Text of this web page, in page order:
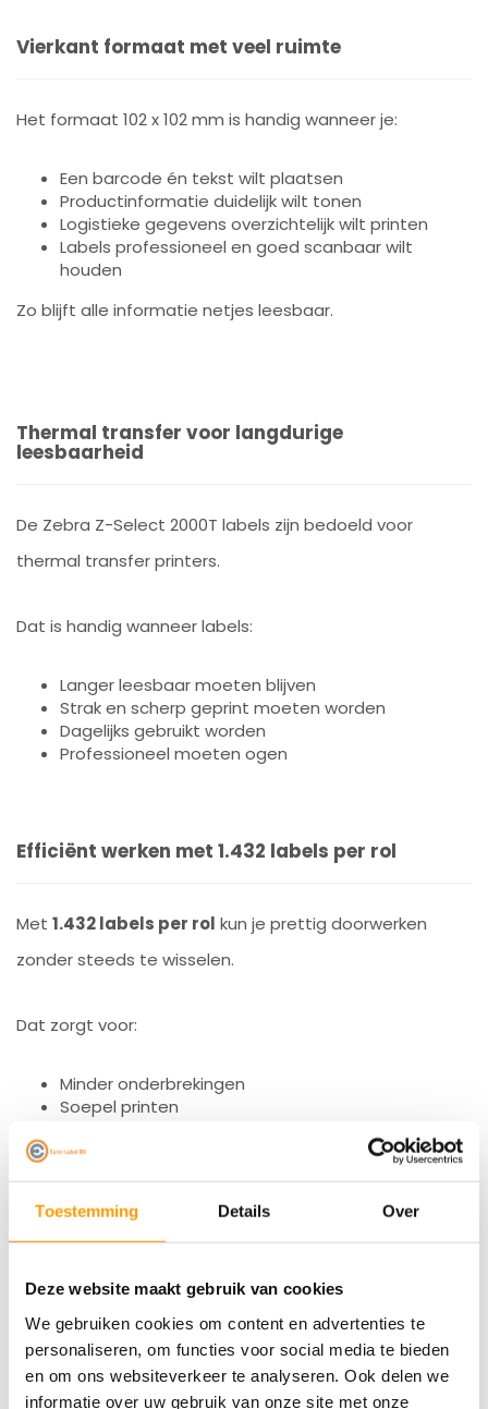
Toestemming Details Over
Deze website maakt gebruik van cookies
We gebruiken cookies om content en advertenties te
personaliseren, om functies voor social media te bieden
en om ons websiteverkeer te analyseren. Ook delen we
informatie over uw gebruik van onze site met onze
Vierkant formaat met veel ruimte
Het formaat 102 x 102 mm is handig wanneer je:
Een barcode én tekst wilt plaatsen
Productinformatie duidelijk wilt tonen
Logistieke gegevens overzichtelijk wilt printen
Labels professioneel en goed scanbaar wilt
houden
Zo blijft alle informatie netjes leesbaar.
Thermal transfer voor langdurige
leesbaarheid
De Zebra Z-Select 2000T labels zijn bedoeld voor
thermal transfer printers.
Dat is handig wanneer labels:
Langer leesbaar moeten blijven
Strak en scherp geprint moeten worden
Dagelijks gebruikt worden
Professioneel moeten ogen
Efficiënt werken met 1.432 labels per rol
Met 1.432 labels per rol kun je prettig doorwerken
zonder steeds te wisselen.
Dat zorgt voor:
Minder onderbrekingen
Soepel printen
Aanbevolen linten
Voor het beste printresultaat adviseert Zebra onder
andere:
2100 wax